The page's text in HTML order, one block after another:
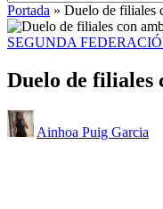
Portada » Duelo de filiales
Publicado
SEGUNDA
Duelo de filiales
Publicado
por
Ainhoa Puig Garcia